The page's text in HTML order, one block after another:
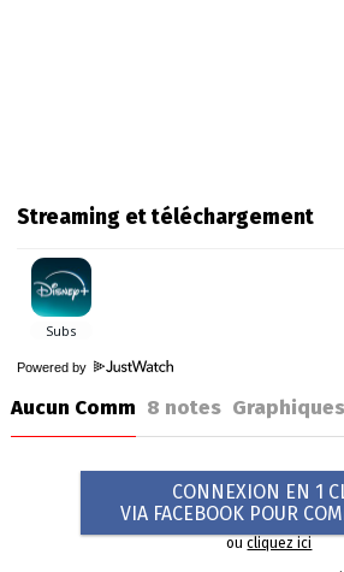
Streaming et téléchargement
Powered by
Aucun Comm 8 notes Graphiques
CONNEXION EN 1
VIA FACEBOOK POUR
oucliquez ici